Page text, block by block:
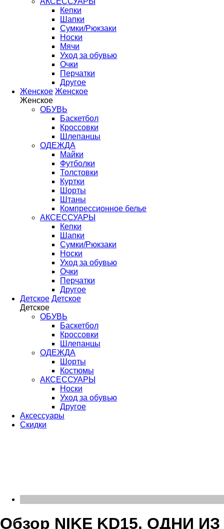
Кепки
Шапки
Сумки/Рюкзаки
Носки
Мячи
Уход за обувью
Очки
Перчатки
Другое
Женское Женское
Женское
ОБУВЬ
Баскетбол
Кроссовки
Шлепанцы
ОДЕЖДА
Майки
Футболки
Толстовки
Куртки
Шорты
Штаны
Компрессионное белье
АКСЕССУАРЫ
Кепки
Шапки
Сумки/Рюкзаки
Носки
Уход за обувью
Очки
Перчатки
Другое
Детское Детское
Детское
ОБУВЬ
Баскетбол
Кроссовки
Шлепанцы
ОДЕЖДА
Шорты
Костюмы
АКСЕССУАРЫ
Носки
Уход за обувью
Другое
Аксессуары
Скидки
Обзор NIKE KD15. ОДНИ ИЗ